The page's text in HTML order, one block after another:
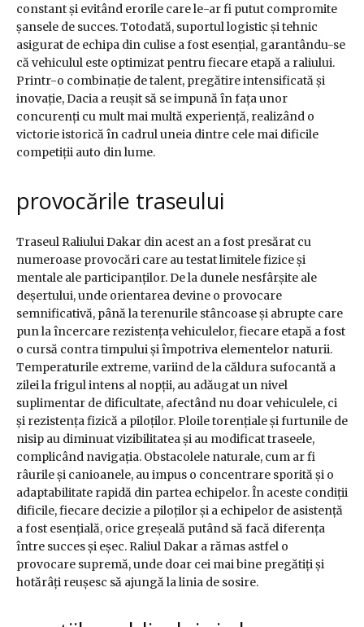
constant și evitând erorile care le-ar fi putut compromite
șansele de succes. Totodată, suportul logistic și tehnic
asigurat de echipa din culise a fost esențial, garantându-se
că vehiculul este optimizat pentru fiecare etapă a raliului.
Printr-o combinație de talent, pregătire intensificată și
inovație, Dacia a reușit să se impună în fața unor
concurenți cu mult mai multă experiență, realizând o
victorie istorică în cadrul uneia dintre cele mai dificile
competiții auto din lume.
provocările traseului
Traseul Raliului Dakar din acest an a fost presărat cu
numeroase provocări care au testat limitele fizice și
mentale ale participanților. De la dunele nesfârșite ale
deșertului, unde orientarea devine o provocare
semnificativă, până la terenurile stâncoase și abrupte care
pun la încercare rezistența vehiculelor, fiecare etapă a fost
o cursă contra timpului și împotriva elementelor naturii.
Temperaturile extreme, variind de la căldura sufocantă a
zilei la frigul intens al nopții, au adăugat un nivel
suplimentar de dificultate, afectând nu doar vehiculele, ci
și rezistența fizică a piloților. Ploile torențiale și furtunile de
nisip au diminuat vizibilitatea și au modificat traseele,
complicând navigația. Obstacolele naturale, cum ar fi
râurile și canioanele, au impus o concentrare sporită și o
adaptabilitate rapidă din partea echipelor. În aceste condiții
dificile, fiecare decizie a piloților și a echipelor de asistență
a fost esențială, orice greșeală putând să facă diferența
între succes și eșec. Raliul Dakar a rămas astfel o
provocare supremă, unde doar cei mai bine pregătiți și
hotărâți reușesc să ajungă la linia de sosire.